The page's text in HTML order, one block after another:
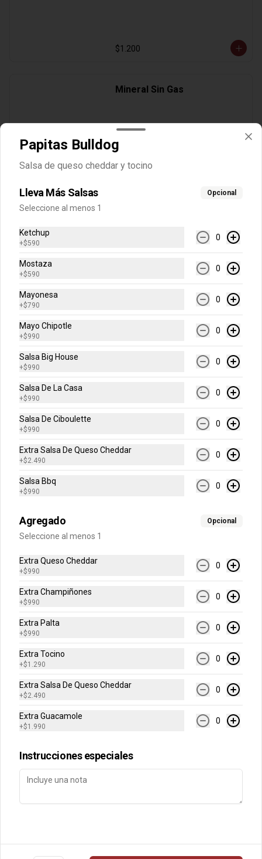
$1.200
Mineral Sin Gas
$1.200
Sprite Zero
$1.690
Conócenos
Despacho
Términos y condiciones
Política de privacidad
Redes sociales
Mi cuenta
Iniciar sesión
Papitas Bulldog
Salsa de queso cheddar y tocino
Lleva Más Salsas Opcional
Seleccione al menos 1
Ketchup
+$590
0
Mostaza
+$590
0
Mayonesa
+$790
0
Mayo Chipotle
+$990
0
Salsa Big House
+$990
0
Salsa De La Casa
+$990
0
Salsa De Ciboulette
+$990
0
Extra Salsa De Queso Cheddar
+$2.490
0
Salsa Bbq
+$990
0
Agregado Opcional
Seleccione al menos 1
Extra Queso Cheddar
+$990
0
Extra Champiñones
+$990
0
Extra Palta
+$990
0
Extra Tocino
+$1.290
0
Extra Salsa De Queso Cheddar
+$2.490
0
Extra Guacamole
+$1.990
0
Instrucciones especiales